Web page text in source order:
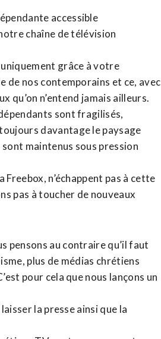
accessible
chaîne de télévision
grâce à votre
de nos contemporains et ce, avec
qu’on n’entend jamais ailleurs.
sont fragilisés,
davantage le paysage
maintenus sous pression
n’échappent pas à cette
pas à toucher de nouveaux
pensons au contraire qu’il faut
plus de médias chrétiens
pour cela que nous lançons un
la presse ainsi que la